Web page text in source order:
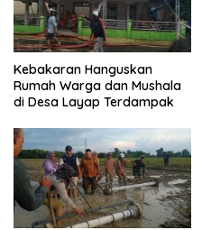
Kebakaran Hanguskan
Rumah Warga dan Mushala
di Desa Layap Terdampak